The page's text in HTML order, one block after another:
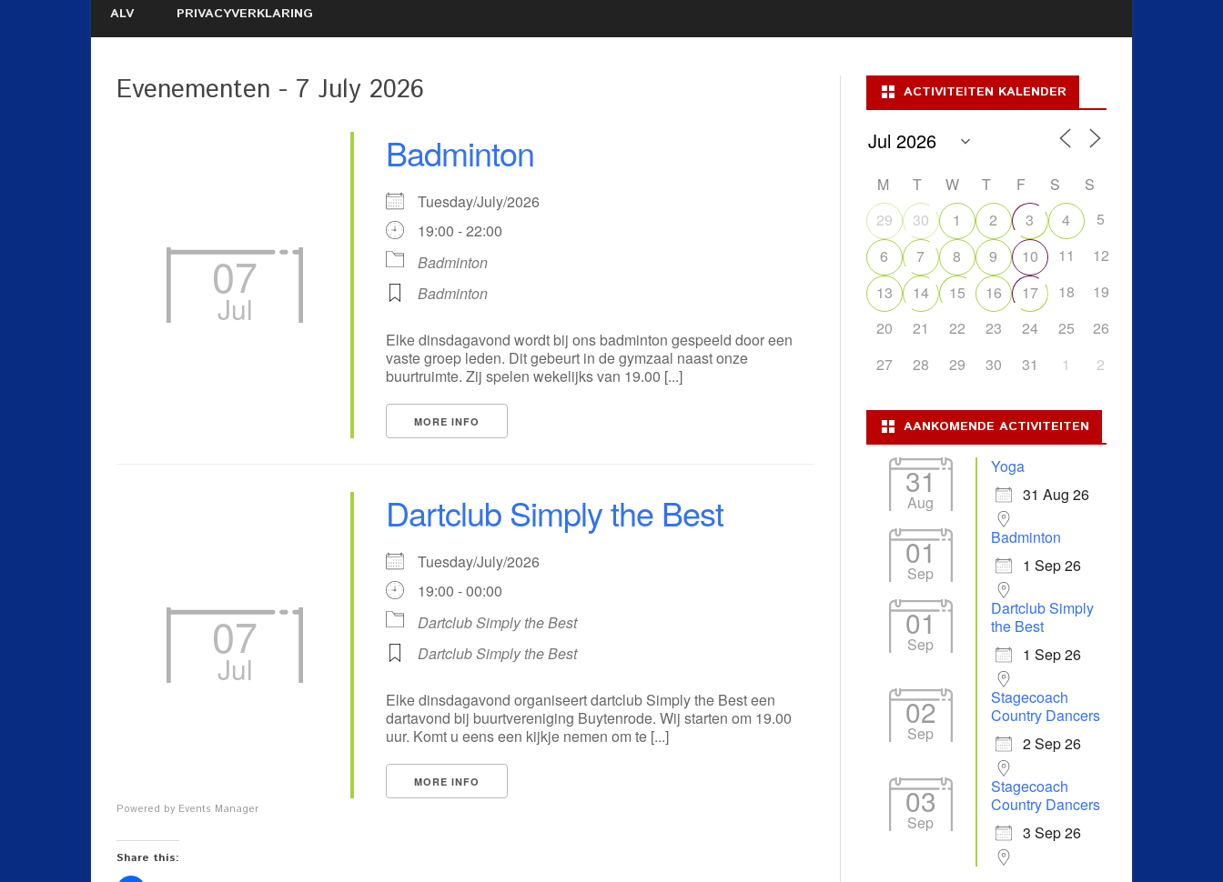
WEBSITE
DARTTOERNOOI DARTCLUB
SIMPLY THE BEST
ALV PRIVACYVERKLARING
Evenementen - 7 July 2026
07
Jul
Badminton
Tuesday/July/2026
19:00 - 22:00
Badminton
Badminton
Elke dinsdagavond wordt bij ons badminton gespeeld door een
vaste groep leden. Dit gebeurt in de gymzaal naast onze
buurtruimte. Zij spelen wekelijks van 19.00 [...]
MORE INFO
07
Jul
Dartclub Simply the Best
Tuesday/July/2026
19:00 - 00:00
Dartclub Simply the Best
Dartclub Simply the Best
Elke dinsdagavond organiseert dartclub Simply the Best een
dartavond bij buurtvereniging Buytenrode. Wij starten om 19.00
uur. Komt u eens een kijkje nemen om te [...]
MORE INFO
Powered by Events Manager
Share this:
ACTIVITEITEN KALENDER
M T W T F S
S
29
30 1 2 3 4
5
6
7 8 9 10 11
12
13
14 15 16 17 18
19
20
21 22 23 24 25
26
27
28 29 30 31 1 2
AANKOMENDE ACTIVITEITEN
31
Aug
Yoga
31 Aug 26
01
Sep
Badminton
1 Sep 26
01
Sep
Dartclub Simply
the Best
1 Sep 26
02
Sep
Stagecoach
Country Dancers
2 Sep 26
03
Sep
Stagecoach
Country Dancers
3 Sep 26